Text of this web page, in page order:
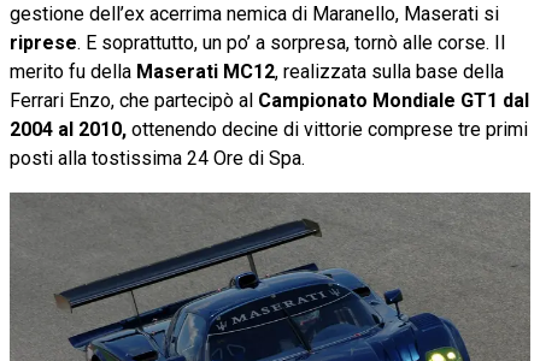
gestione dell’ex acerrima nemica di Maranello, Maserati si
riprese. E soprattutto, un po’ a sorpresa, tornò alle corse. Il
merito fu della Maserati MC12, realizzata sulla base della
Ferrari Enzo, che partecipò al Campionato Mondiale GT1 dal
2004 al 2010, ottenendo decine di vittorie comprese tre primi
posti alla tostissima 24 Ore di Spa.